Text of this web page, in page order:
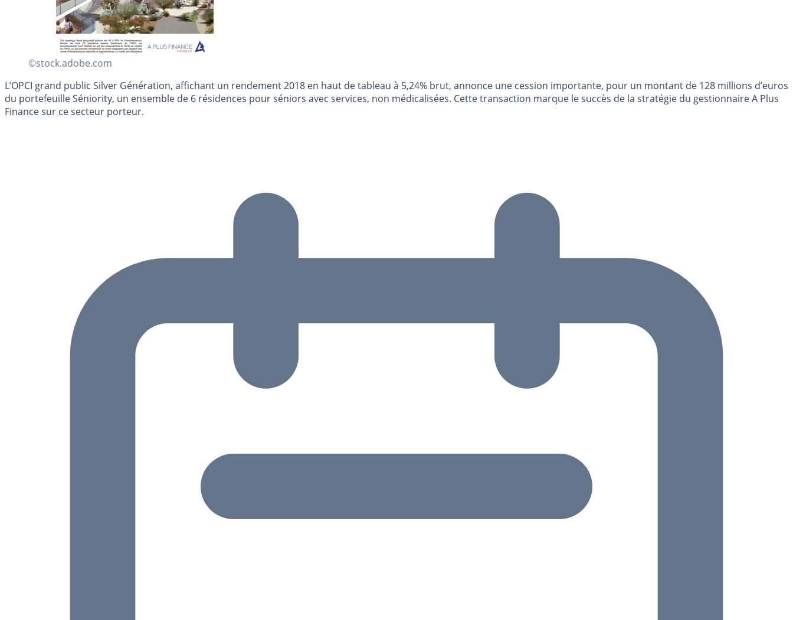
©stock.adobe.com
L’OPCI grand public Silver Génération, affichant un rendement 2018 en haut de tableau à 5,24% brut, annonce une cession importante, pour un montant de 128 millions d’euros
du portefeuille Séniority, un ensemble de 6 résidences pour séniors avec services, non médicalisées. Cette transaction marque le succès de la stratégie du gestionnaire A Plus
Finance sur ce secteur porteur.